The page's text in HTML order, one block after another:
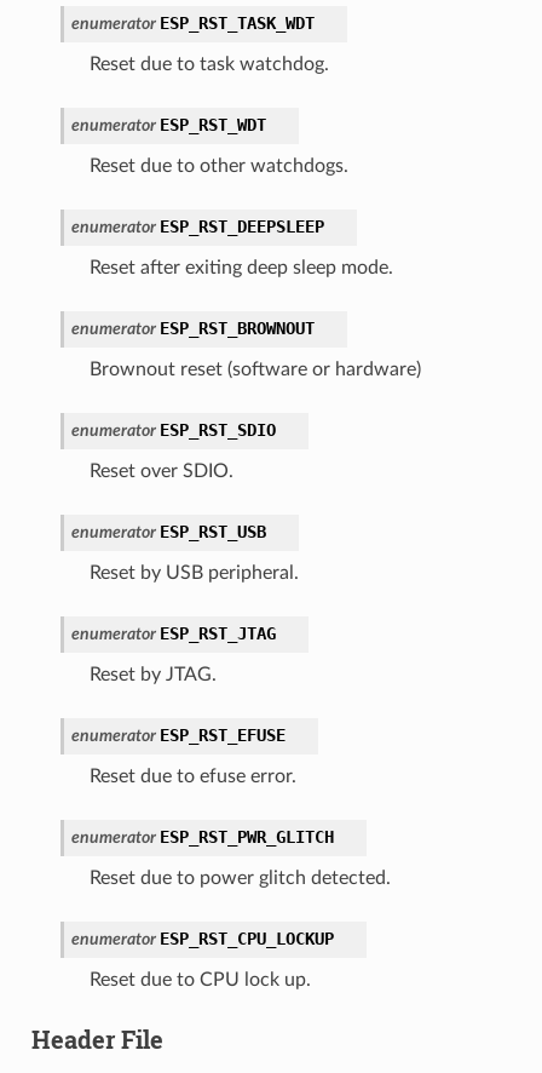
enumerator ESP_RST_TASK_WDT
Reset due to task watchdog.
enumerator ESP_RST_WDT
Reset due to other watchdogs.
enumerator ESP_RST_DEEPSLEEP
Reset after exiting deep sleep mode.
enumerator ESP_RST_BROWNOUT
Brownout reset (software or hardware)
enumerator ESP_RST_SDIO
Reset over SDIO.
enumerator ESP_RST_USB
Reset by USB peripheral.
enumerator ESP_RST_JTAG
Reset by JTAG.
enumerator ESP_RST_EFUSE
Reset due to efuse error.
enumerator ESP_RST_PWR_GLITCH
Reset due to power glitch detected.
enumerator ESP_RST_CPU_LOCKUP
Reset due to CPU lock up.
Header File